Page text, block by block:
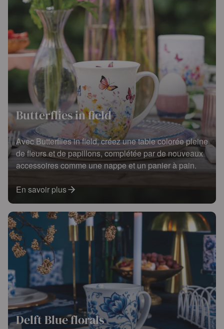
Butterflies in field
Avec Butterflies in field, créez une table colorée pleine
de fleurs et de papillons, complétée par de nouveaux
accessoires comme une nappe et un panier à pain.
En savoir plus
Delft Blue florals